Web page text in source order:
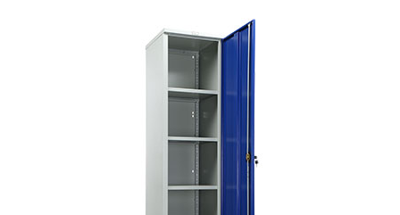
Металлическая мебель
Производственная мебель